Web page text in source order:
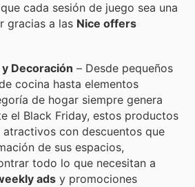
cada sesión de juego sea una
gracias a las Nice offers
Decoración – Desde pequeños
cocina hasta elementos
de hogar siempre genera
el Black Friday, estos productos
atractivos con descuentos que
de sus espacios,
todo lo que necesitan a
ads y promociones